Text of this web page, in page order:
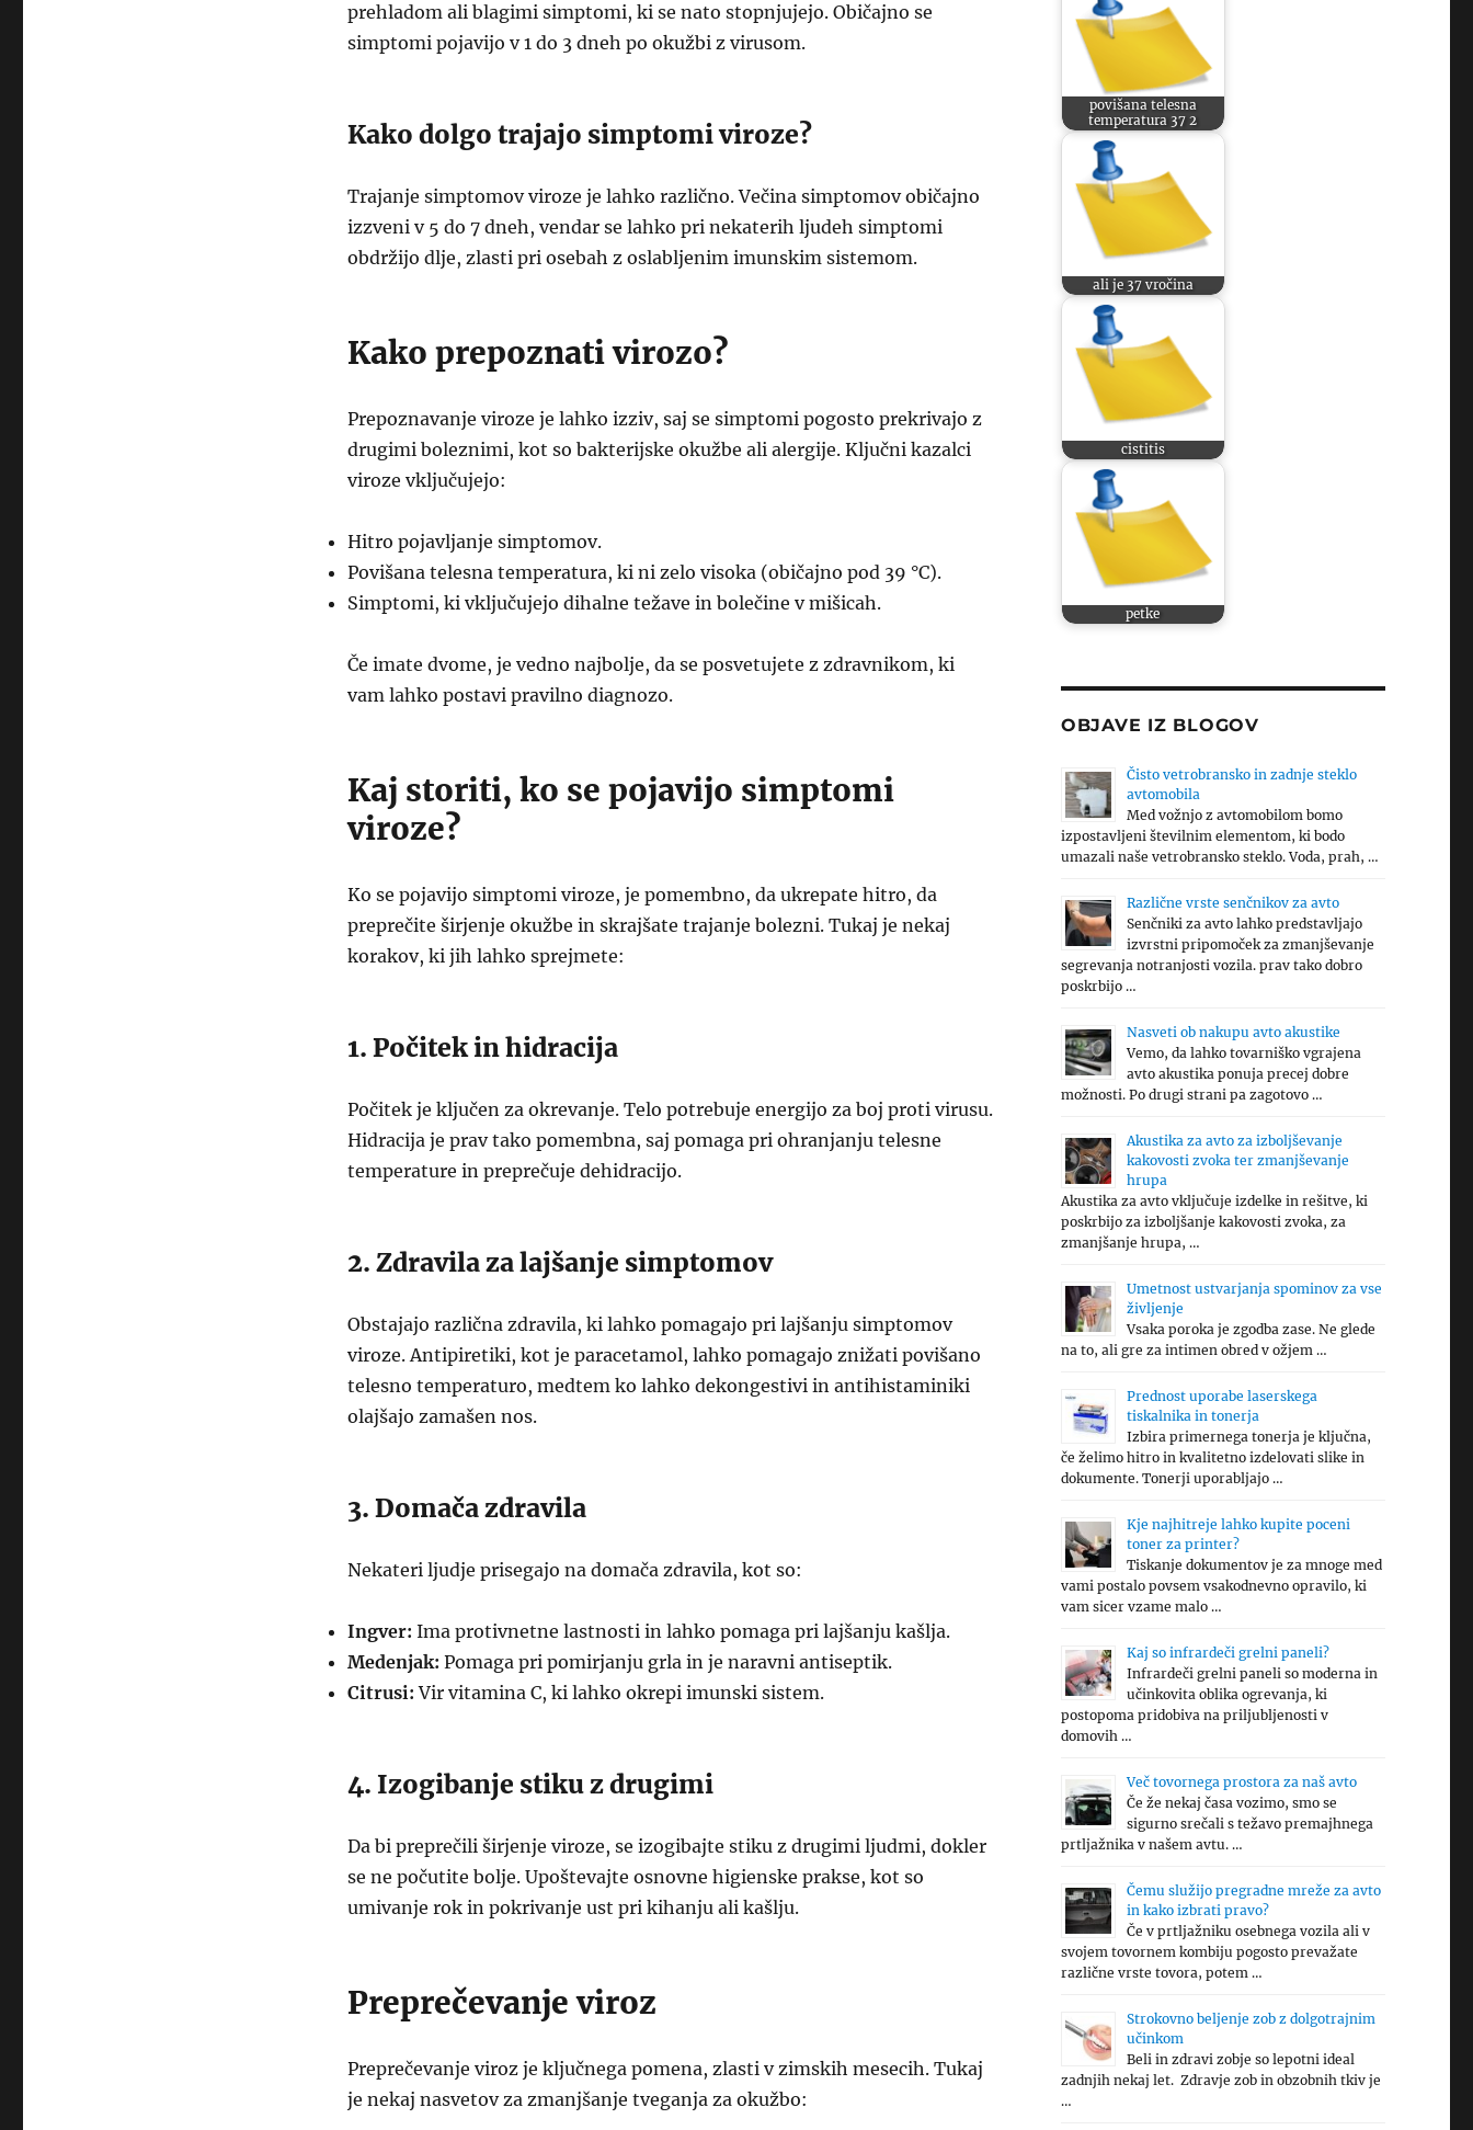
prehladom ali blagimi simptomi, ki se nato stopnjujejo. Običajno se
simptomi pojavijo v 1 do 3 dneh po okužbi z virusom.
Kako dolgo trajajo simptomi viroze?
Trajanje simptomov viroze je lahko različno. Večina simptomov običajno
izzveni v 5 do 7 dneh, vendar se lahko pri nekaterih ljudeh simptomi
obdržijo dlje, zlasti pri osebah z oslabljenim imunskim sistemom.
Kako prepoznati virozo?
Prepoznavanje viroze je lahko izziv, saj se simptomi pogosto prekrivajo z
drugimi boleznimi, kot so bakterijske okužbe ali alergije. Ključni kazalci
viroze vključujejo:
Hitro pojavljanje simptomov.
Povišana telesna temperatura, ki ni zelo visoka (običajno pod 39 °C).
Simptomi, ki vključujejo dihalne težave in bolečine v mišicah.
Če imate dvome, je vedno najbolje, da se posvetujete z zdravnikom, ki
vam lahko postavi pravilno diagnozo.
Kaj storiti, ko se pojavijo simptomi
viroze?
Ko se pojavijo simptomi viroze, je pomembno, da ukrepate hitro, da
preprečite širjenje okužbe in skrajšate trajanje bolezni. Tukaj je nekaj
korakov, ki jih lahko sprejmete:
1. Počitek in hidracija
Počitek je ključen za okrevanje. Telo potrebuje energijo za boj proti virusu.
Hidracija je prav tako pomembna, saj pomaga pri ohranjanju telesne
temperature in preprečuje dehidracijo.
2. Zdravila za lajšanje simptomov
Obstajajo različna zdravila, ki lahko pomagajo pri lajšanju simptomov
viroze. Antipiretiki, kot je paracetamol, lahko pomagajo znižati povišano
telesno temperaturo, medtem ko lahko dekongestivi in antihistaminiki
olajšajo zamašen nos.
3. Domača zdravila
Nekateri ljudje prisegajo na domača zdravila, kot so:
Ingver: Ima protivnetne lastnosti in lahko pomaga pri lajšanju kašlja.
Medenjak: Pomaga pri pomirjanju grla in je naravni antiseptik.
Citrusi: Vir vitamina C, ki lahko okrepi imunski sistem.
4. Izogibanje stiku z drugimi
Da bi preprečili širjenje viroze, se izogibajte stiku z drugimi ljudmi, dokler
se ne počutite bolje. Upoštevajte osnovne higienske prakse, kot so
umivanje rok in pokrivanje ust pri kihanju ali kašlju.
Preprečevanje viroz
Preprečevanje viroz je ključnega pomena, zlasti v zimskih mesecih. Tukaj
je nekaj nasvetov za zmanjšanje tveganja za okužbo:
povišana telesna
temperatura 37 2
ali je 37 vročina
cistitis
petke
OBJAVE IZ BLOGOV
Čisto vetrobransko in zadnje steklo
avtomobila
Med vožnjo z avtomobilom bomo
izpostavljeni številnim elementom, ki bodo
umazali naše vetrobransko steklo. Voda, prah, …
Različne vrste senčnikov za avto
Senčniki za avto lahko predstavljajo
izvrstni pripomoček za zmanjševanje
segrevanja notranjosti vozila. prav tako dobro
poskrbijo …
Nasveti ob nakupu avto akustike
Vemo, da lahko tovarniško vgrajena
avto akustika ponuja precej dobre
možnosti. Po drugi strani pa zagotovo …
Akustika za avto za izboljševanje
kakovosti zvoka ter zmanjševanje
hrupa
Akustika za avto vključuje izdelke in rešitve, ki
poskrbijo za izboljšanje kakovosti zvoka, za
zmanjšanje hrupa, …
Umetnost ustvarjanja spominov za vse
življenje
Vsaka poroka je zgodba zase. Ne glede
na to, ali gre za intimen obred v ožjem …
Prednost uporabe laserskega
tiskalnika in tonerja
Izbira primernega tonerja je ključna,
če želimo hitro in kvalitetno izdelovati slike in
dokumente. Tonerji uporabljajo …
Kje najhitreje lahko kupite poceni
toner za printer?
Tiskanje dokumentov je za mnoge med
vami postalo povsem vsakodnevno opravilo, ki
vam sicer vzame malo …
Kaj so infrardeči grelni paneli?
Infrardeči grelni paneli so moderna in
učinkovita oblika ogrevanja, ki
postopoma pridobiva na priljubljenosti v
domovih …
Več tovornega prostora za naš avto
Če že nekaj časa vozimo, smo se
sigurno srečali s težavo premajhnega
prtljažnika v našem avtu. …
Čemu služijo pregradne mreže za avto
in kako izbrati pravo?
Če v prtljažniku osebnega vozila ali v
svojem tovornem kombiju pogosto prevažate
različne vrste tovora, potem …
Strokovno beljenje zob z dolgotrajnim
učinkom
Beli in zdravi zobje so lepotni ideal
zadnjih nekaj let. Zdravje zob in obzobnih tkiv je
…